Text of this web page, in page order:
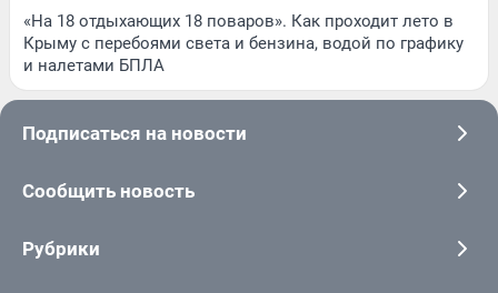
«На 18 отдыхающих 18 поваров». Как проходит лето в
Крыму с перебоями света и бензина, водой по графику
и налетами БПЛА
Подписаться на новости
Сообщить новость
Рубрики